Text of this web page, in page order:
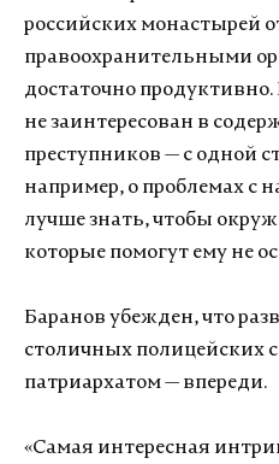
российских монастырей
правоохранительными
достаточно
не заинтересован в
преступников — с одной
например, о проблемах с
лучше знать, чтобы
которые помогут ему не
Баранов убежден, что
столичных полицейских
патриархатом — впереди.
«Самая интересная